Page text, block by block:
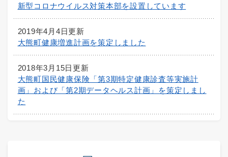
新型コロナウイルス対策本部を設置しています
2019年4月4日更新
大熊町健康増進計画を策定しました
2018年3月15日更新
大熊町国民健康保険「第3期特定健康診査等実施計
画」および「第2期データヘルス計画」を策定しまし
た